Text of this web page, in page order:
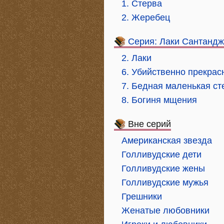
1. Стерва
2. Жеребец
Серия: Лаки
2. Лаки
6. Убийственно
7. Бедная маленькая
8. Богиня мщения
Вне серий
Американская звезда
Голливудские дети
Голливудские жены
Голливудские мужья
Грешники
Женатые любовники